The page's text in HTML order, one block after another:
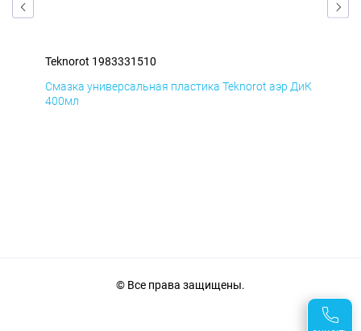
Teknorot 1983331510
Смазка универсальная пластика Teknorot аэр ДиК
400мл
© Все права защищены.